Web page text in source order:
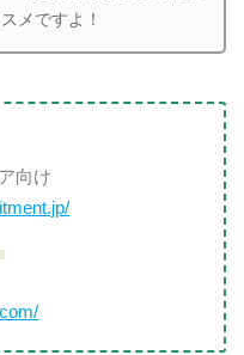
メですよ！
向け